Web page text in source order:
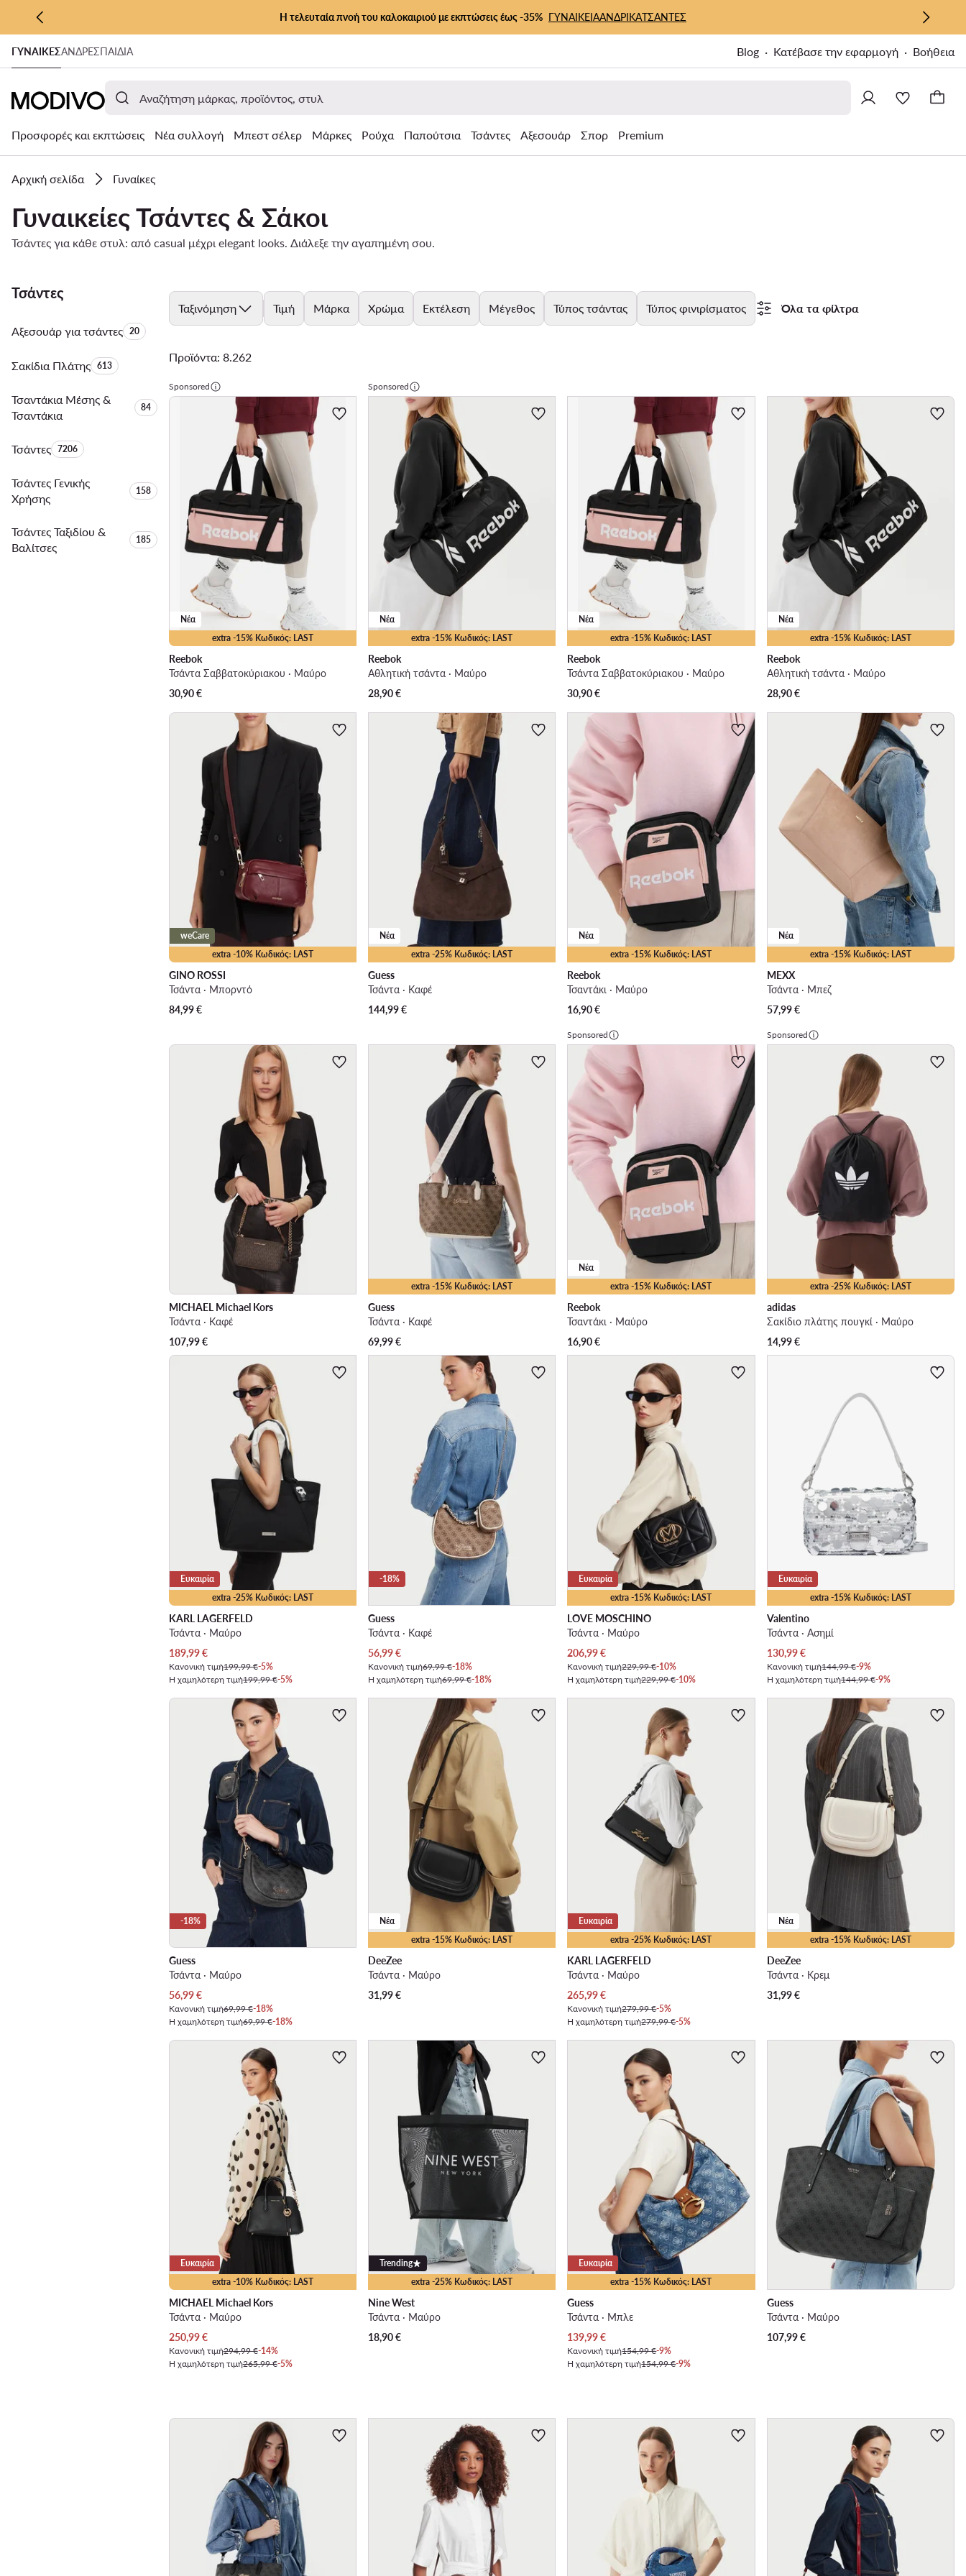
ΜΕΤΆΒΑΣΗ ΣΤΟ ΚΎΡΙΟ ΠΕΡΙΕΧΌΜΕΝΟ
ΜΕΤΆΒΑΣΗ ΣΤΗΝ ΑΝΑΖΉΤΗΣΗ
Η τελευταία πνοή του καλοκαιριού με εκπτώσεις έως -35% ΓΥΝΑΙΚΕΙΑΑΝΔΡΙΚΑΤΣΑΝΤΕΣ
ΓΥΝΑΊΚΕΣΑΝΔΡΕΣΠΑΙΔΙΑ Blog Κατέβασε την εφαρμογή Βοήθεια
Προσφορές και εκπτώσεις Νέα συλλογή Μπεστ σέλερ Μάρκες Ρούχα Παπούτσια Τσάντες Αξεσουάρ Σπορ Premium
Αρχική σελίδα Γυναίκες
Γυναικείες Τσάντες & Σάκοι
Τσάντες για κάθε στυλ: από casual μέχρι elegant looks. Διάλεξε την αγαπημένη σου.
Τσάντες
Αξεσουάρ για τσάντεςΑριθμός προϊόντων:
20
Σακίδια ΠλάτηςΑριθμός προϊόντων:
613
Τσαντάκια Μέσης &
Τσαντάκια
Αριθμός προϊόντων:
84
ΤσάντεςΑριθμός προϊόντων:
7206
Τσάντες Γενικής
Χρήσης
Αριθμός προϊόντων:
158
Τσάντες Ταξιδίου &
Βαλίτσες
Αριθμός προϊόντων:
185
Ταξινόμηση Τιμή Μάρκα Χρώμα Εκτέλεση Μέγεθος Τύπος τσάντας Τύπος φινιρίσματος Όλα τα φίλτρα
Προϊόντα: 8.262
Sponsored
extra -15% Κωδικός: LAST
Νέα
Reebok
Τσάντα Σαββατοκύριακου · Μαύρο
30,90€
Sponsored
extra -15% Κωδικός: LAST
Νέα
Reebok
Αθλητική τσάντα · Μαύρο
28,90€
extra -15% Κωδικός: LAST
Νέα
Reebok
Τσάντα Σαββατοκύριακου · Μαύρο
30,90€
extra -15% Κωδικός: LAST
Νέα
Reebok
Αθλητική τσάντα · Μαύρο
28,90€
extra -10% Κωδικός: LAST
weCare
GINO ROSSI
Τσάντα · Μπορντό
84,99€
extra -25% Κωδικός: LAST
Νέα
Guess
Τσάντα · Καφέ
144,99€
extra -15% Κωδικός: LAST
Νέα
Reebok
Τσαντάκι · Μαύρο
16,90€
extra -15% Κωδικός: LAST
Νέα
MEXX
Τσάντα · Μπεζ
57,99€
MICHAEL Michael Kors
Τσάντα · Καφέ
107,99€
extra -15% Κωδικός: LAST
Guess
Τσάντα · Καφέ
69,99€
Sponsored
extra -15% Κωδικός: LAST
Νέα
Reebok
Τσαντάκι · Μαύρο
16,90€
Sponsored
extra -25% Κωδικός: LAST
adidas
Σακίδιο πλάτης πουγκί · Μαύρο
14,99€
extra -25% Κωδικός: LAST
Ευκαιρία
KARL LAGERFELD
Τσάντα · Μαύρο
Τρέχουσα τιμή
189,99€
Κανονική τιμή199,99 €-5%
Η χαμηλότερη τιμή199,99 €-5%
-18%
Guess
Τσάντα · Καφέ
Τρέχουσα τιμή
56,99€
Κανονική τιμή69,99 €-18%
Η χαμηλότερη τιμή69,99 €-18%
extra -15% Κωδικός: LAST
Ευκαιρία
LOVE MOSCHINO
Τσάντα · Μαύρο
Τρέχουσα τιμή
206,99€
Κανονική τιμή229,99 €-10%
Η χαμηλότερη τιμή229,99 €-10%
extra -15% Κωδικός: LAST
Ευκαιρία
Valentino
Τσάντα · Ασημί
Τρέχουσα τιμή
130,99€
Κανονική τιμή144,99 €-9%
Η χαμηλότερη τιμή144,99 €-9%
-18%
Guess
Τσάντα · Μαύρο
Τρέχουσα τιμή
56,99€
Κανονική τιμή69,99 €-18%
Η χαμηλότερη τιμή69,99 €-18%
extra -15% Κωδικός: LAST
Νέα
DeeZee
Τσάντα · Μαύρο
31,99€
extra -25% Κωδικός: LAST
Ευκαιρία
KARL LAGERFELD
Τσάντα · Μαύρο
Τρέχουσα τιμή
265,99€
Κανονική τιμή279,99 €-5%
Η χαμηλότερη τιμή279,99 €-5%
extra -15% Κωδικός: LAST
Νέα
DeeZee
Τσάντα · Κρεμ
31,99€
extra -10% Κωδικός: LAST
Ευκαιρία
MICHAEL Michael Kors
Τσάντα · Μαύρο
Τρέχουσα τιμή
250,99€
Κανονική τιμή294,99 €-14%
Η χαμηλότερη τιμή265,99 €-5%
extra -25% Κωδικός: LAST
Trending
Nine West
Τσάντα · Μαύρο
18,90€
extra -15% Κωδικός: LAST
Ευκαιρία
Guess
Τσάντα · Μπλε
Τρέχουσα τιμή
139,99€
Κανονική τιμή154,99 €-9%
Η χαμηλότερη τιμή154,99 €-9%
Guess
Τσάντα · Μαύρο
107,99€